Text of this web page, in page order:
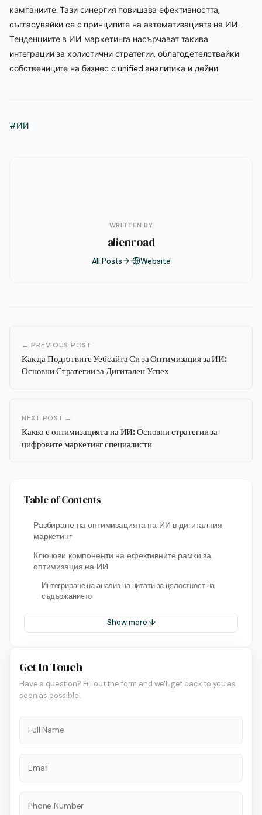
кампаниите. Тази синергия повишава ефективността,
съгласувайки се с принципите на автоматизацията на ИИ.
Тенденциите в ИИ маркетинга насърчават такива
интеграции за холистични стратегии, облагодетелствайки
собствениците на бизнес с unified аналитика и дейни
#ИИ
WRITTEN BY
alienroad
All Posts Website
← PREVIOUS POST
Как да Подготвите Уебсайта Си за Оптимизация за ИИ:
Основни Стратегии за Дигитален Успех
NEXT POST →
Какво е оптимизацията на ИИ: Основни стратегии за
цифровите маркетинг специалисти
Table of Contents
Разбиране на оптимизацията на ИИ в дигиталния
маркетинг
Ключови компоненти на ефективните рамки за
оптимизация на ИИ
Интегриране на анализ на цитати за цялостност на
съдържанието
Show more ↓
Get In Touch
Have a question? Fill out the form and we'll get back to you as
soon as possible.